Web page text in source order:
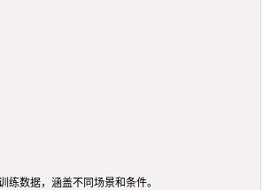
数据，涵盖不同场景和条件。